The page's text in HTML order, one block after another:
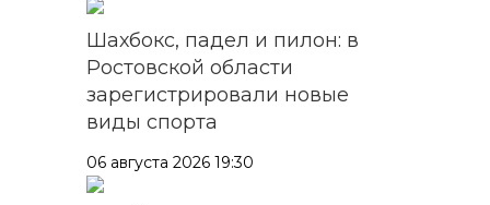
Шахбокс, падел и пилон: в
Ростовской области
зарегистрировали новые
виды спорта
06 августа 2026 19:30